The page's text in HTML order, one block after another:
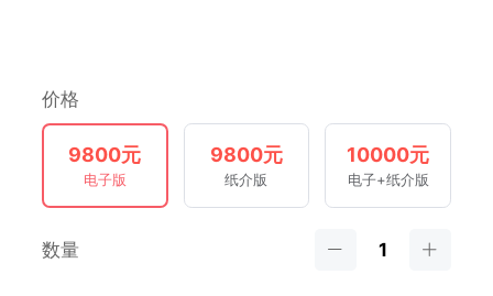
价格
9800元
电子版
9800元
纸介版
10000元
电子+纸介版
数量